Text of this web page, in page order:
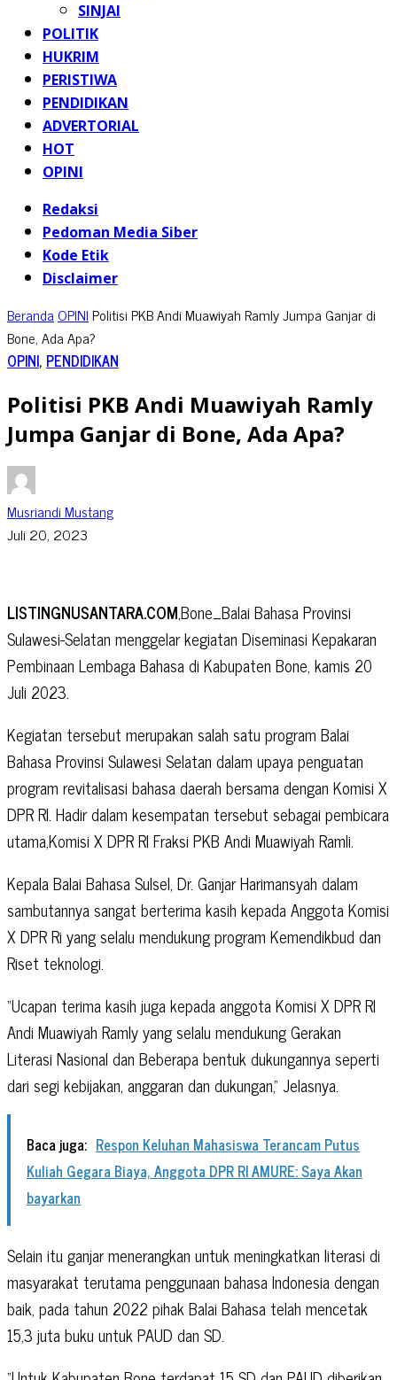
SINJAI
POLITIK
HUKRIM
PERISTIWA
PENDIDIKAN
ADVERTORIAL
HOT
OPINI
Redaksi
Pedoman Media Siber
Kode Etik
Disclaimer
Beranda OPINIPolitisi PKB Andi Muawiyah Ramly Jumpa Ganjar di
Bone, Ada Apa?
OPINI, PENDIDIKAN
Politisi PKB Andi Muawiyah Ramly
Jumpa Ganjar di Bone, Ada Apa?
Musriandi Mustang
Juli 20, 2023
LISTINGNUSANTARA.COM,Bone_Balai Bahasa Provinsi
Sulawesi-Selatan menggelar kegiatan Diseminasi Kepakaran
Pembinaan Lembaga Bahasa di Kabupaten Bone, kamis 20
Juli 2023.
Kegiatan tersebut merupakan salah satu program Balai
Bahasa Provinsi Sulawesi Selatan dalam upaya penguatan
program revitalisasi bahasa daerah bersama dengan Komisi X
DPR RI. Hadir dalam kesempatan tersebut sebagai pembicara
utama,Komisi X DPR RI Fraksi PKB Andi Muawiyah Ramli.
Kepala Balai Bahasa Sulsel, Dr. Ganjar Harimansyah dalam
sambutannya sangat berterima kasih kepada Anggota Komisi
X DPR Ri yang selalu mendukung program Kemendikbud dan
Riset teknologi.
“Ucapan terima kasih juga kepada anggota Komisi X DPR RI
Andi Muawiyah Ramly yang selalu mendukung Gerakan
Literasi Nasional dan Beberapa bentuk dukungannya seperti
dari segi kebijakan, anggaran dan dukungan,” Jelasnya.
Baca juga: Respon Keluhan Mahasiswa Terancam Putus
Kuliah Gegara Biaya, Anggota DPR RI AMURE: Saya Akan
bayarkan
Selain itu ganjar menerangkan untuk meningkatkan literasi di
masyarakat terutama penggunaan bahasa Indonesia dengan
baik, pada tahun 2022 pihak Balai Bahasa telah mencetak
15,3 juta buku untuk PAUD dan SD.